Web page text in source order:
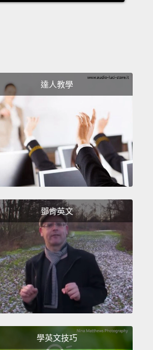
康的關鍵。不過，要小心－－不
問題。在任意一張舊椅子上強迫
會對你的脊椎骨造成更多壓
一些關於良好坐姿的基本概念
type of chair you're
sitting with back
feet are comfortably
legs. That can restrict
forward or backward. That
restrict blood flow. Even
chair can help,
and recent
minor act of balancing
Or consider an active
body's doing more of the
of active sitting has health
strength and burning
達人教學
鄧肯英文
學英文技巧